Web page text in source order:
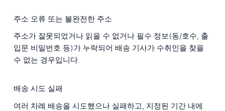
주소 오류 또는 불완전한 주소
주소가 잘못되었거나 읽을 수 없거나 필수 정보(동/호수, 출
입문 비밀번호 등)가 누락되어 배송 기사가 수취인을 찾을
수 없는 경우입니다.
배송 시도 실패
여러 차례 배송을 시도했으나 실패하고, 지정된 기간 내에